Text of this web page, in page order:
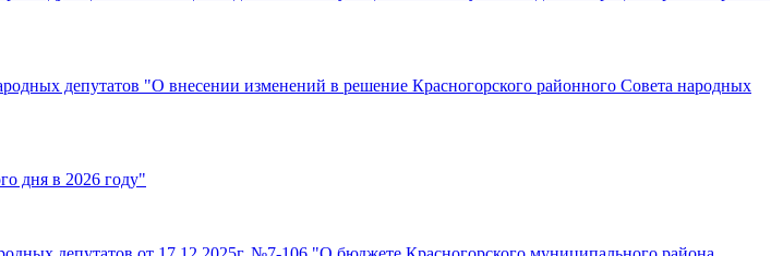
депутатов "О внесении изменений в решение Красногорского районного Совета народных
дня в 2026 году"